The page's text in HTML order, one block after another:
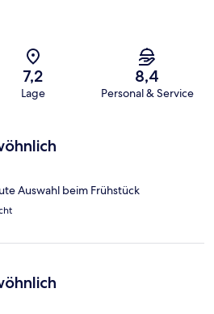
7,2
Lage
8,4
Personal & Service
Auswahl beim Frühstück